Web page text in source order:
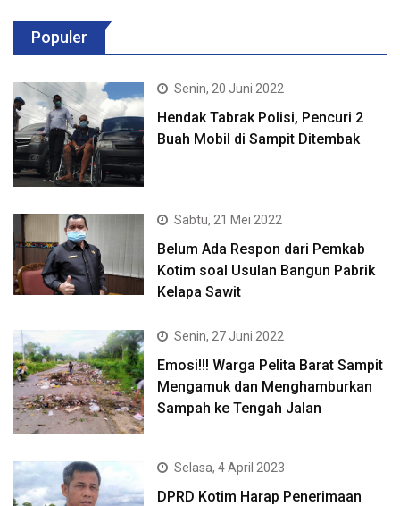
Populer
Senin, 20 Juni 2022
Hendak Tabrak Polisi, Pencuri 2
Buah Mobil di Sampit Ditembak
Sabtu, 21 Mei 2022
Belum Ada Respon dari Pemkab
Kotim soal Usulan Bangun Pabrik
Kelapa Sawit
Senin, 27 Juni 2022
Emosi!!! Warga Pelita Barat Sampit
Mengamuk dan Menghamburkan
Sampah ke Tengah Jalan
Selasa, 4 April 2023
DPRD Kotim Harap Penerimaan